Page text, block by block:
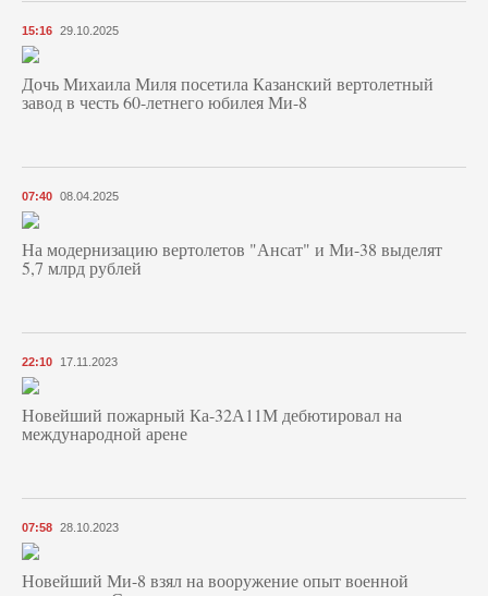
15:16 29.10.2025
Дочь Михаила Миля посетила Казанский вертолетный
завод в честь 60-летнего юбилея Ми-8
07:40 08.04.2025
На модернизацию вертолетов "Ансат" и Ми-38 выделят
5,7 млрд рублей
22:10 17.11.2023
Новейший пожарный Ка-32А11М дебютировал на
международной арене
07:58 28.10.2023
Новейший Ми-8 взял на вооружение опыт военной